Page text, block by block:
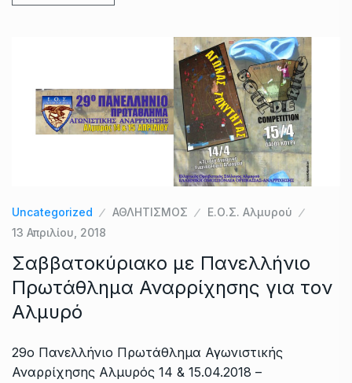
Uncategorized ΑΘΛΗΤΙΣΜΟΣ
Ε.Ο.Σ. Αλμυρού
13 Απριλίου, 2018
Σαββατοκύριακο με Πανελλήνιο
Πρωτάθλημα Αναρρίχησης για τον
Αλμυρό
29ο Πανελλήνιο Πρωτάθλημα Αγωνιστικής
Αναρρίχησης Αλμυρός 14 & 15.04.2018 –